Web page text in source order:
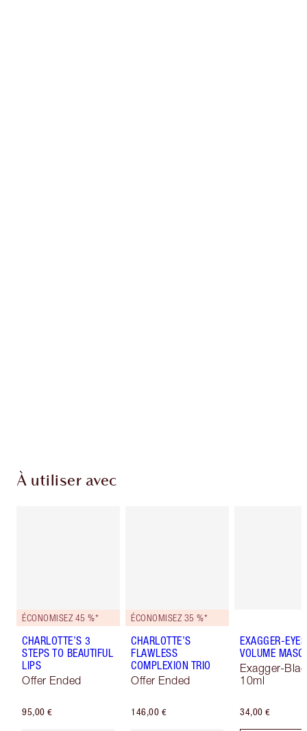
À utiliser avec
ÉCONOMISEZ 45 %*
CHARLOTTE’S 3
STEPS TO BEAUTIFUL
LIPS
Offer Ended
95,00 €
ÉCONOMISEZ 35 %*
CHARLOTTE’S
FLAWLESS
COMPLEXION TRIO
Offer Ended
146,00 €
EXAGGER-EYES
VOLUME
Exagger-
10ml
34,00 €